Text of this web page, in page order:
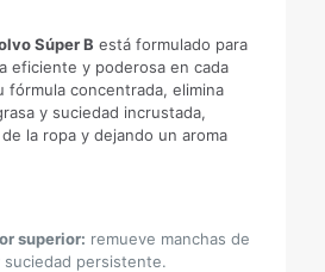
Súper B está formulado para
eficiente y poderosa en cada
fórmula concentrada, elimina
y suciedad incrustada,
la ropa y dejando un aroma
superior: remueve manchas de
suciedad persistente.